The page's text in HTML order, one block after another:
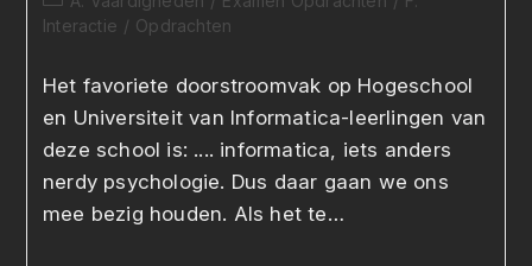
op:
Interactie / Opdrachten
Het favoriete doorstroomvak op Hogeschool
en Universiteit van Informatica-leerlingen van
deze school is: .... informatica, iets anders
nerdy psychologie. Dus daar gaan we ons
mee bezig houden. Als het te…